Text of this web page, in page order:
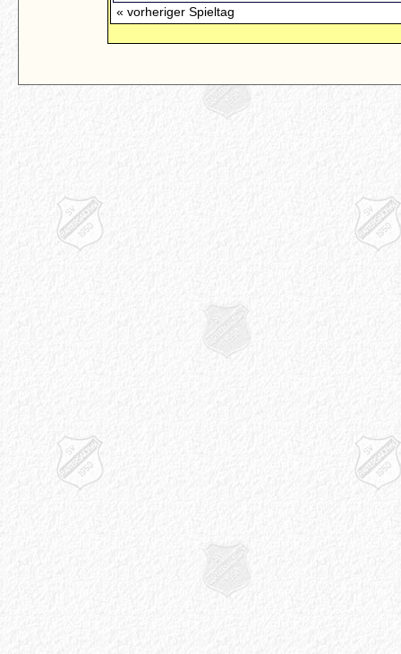
« vorheriger Spieltag